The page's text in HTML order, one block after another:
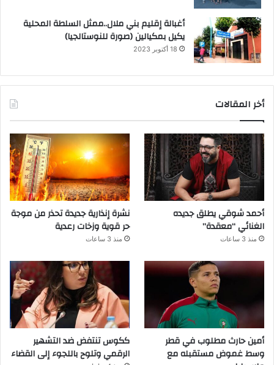
أغبالة إقليم بني ملال..ممثل السلطة المحلية
يكيل بمكيالين (صورة للنوستالجيا)
18 أكتوبر 2023
أخر المقالات
أحمد شوقي يطلق جديده
الغنائي “معقدة”
منذ 3 ساعات
نشرة إنذارية جديدة تحذر من موجة
حر قوية وزخات رعدية
منذ 3 ساعات
أمين حارث مطلوب في قطر
وسط غموض مستقبله مع
ككوس تنتفض ضد التشهير
الرقمي وتلوح باللجوء إلى القضاء